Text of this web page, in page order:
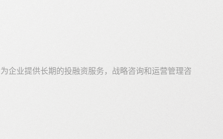
企业提供长期的投融资服务，战略咨询和运营管理咨